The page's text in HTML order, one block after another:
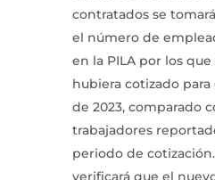
contratados se
el número de
en la PILA por los
hubiera cotizado
de 2023, comparado
trabajadores
periodo de
verificará que el